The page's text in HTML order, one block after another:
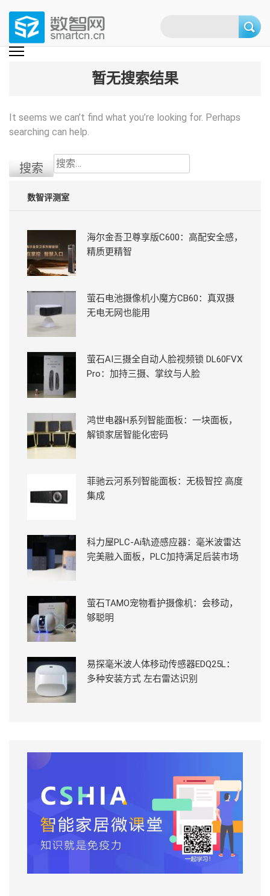
content
(Press
数智网
智能家居第一资讯门户 | 智能家居系统，智能家居产品，智能家居解决方
暂无搜索结果
It seems we can’t find what you’re looking for. Perhaps
searching can help.
搜
索：
数智评测室
海尔金吾卫尊享版C600：高配安全感，
精质更精智
萤石电池摄像机小魔方CB60：真双摄
无电无网也能用
萤石AI三摄全自动人脸视频锁 DL60FVX
Pro：加持三摄、掌纹与人脸
鸿世电器H系列智能面板：一块面板，
解锁家居智能化密码
菲驰云河系列智能面板：无极智控 高度
集成
科力屋PLC-Ai轨迹感应器：毫米波雷达
完美融入面板，PLC加持满足后装市场
萤石TAMO宠物看护摄像机：会移动，
够聪明
易探毫米波人体移动传感器EDQ25L：
多种安装方式 左右雷达识别